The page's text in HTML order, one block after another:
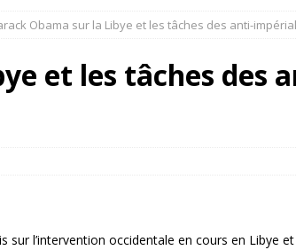
Gaza
goût…
Obama sur la Libye et les tâches des anti-
et les tâches des
l’intervention occidentale en cours en Libye